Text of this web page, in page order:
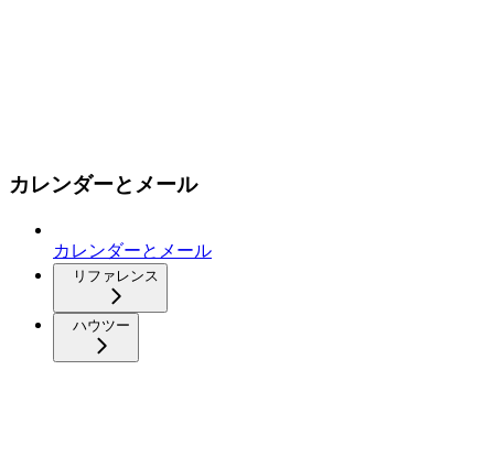
カレンダーとメール
カレンダーとメール
リファレンス
ハウツー